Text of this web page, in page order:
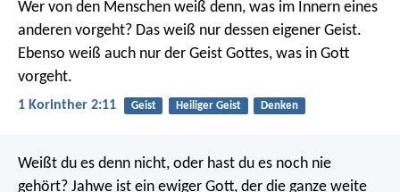
Wer von den Menschen weiß denn, was im Innern eines
anderen vorgeht? Das weiß nur dessen eigener Geist.
Ebenso weiß auch nur der Geist Gottes, was in Gott
vorgeht.
1 Korinther 2:11 Geist Heiliger Geist Denken
Weißt du es denn nicht, oder hast du es noch nie
gehört? Jahwe ist ein ewiger Gott, der die ganze weite